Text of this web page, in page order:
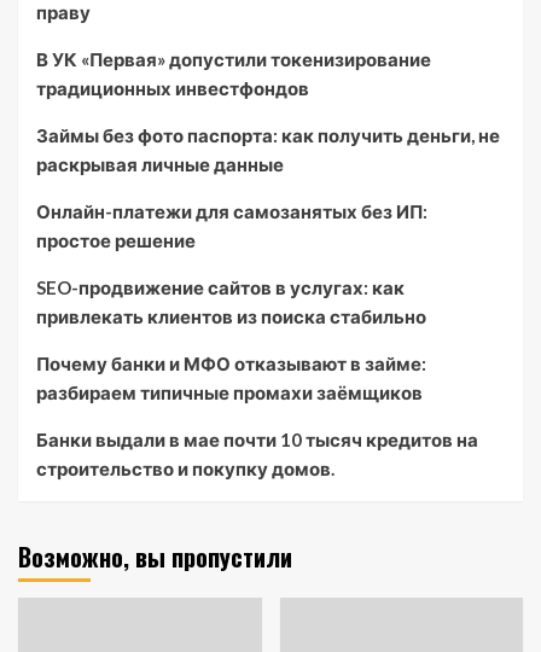
праву
В УК «Первая» допустили токенизирование
традиционных инвестфондов
Займы без фото паспорта: как получить деньги, не
раскрывая личные данные
Онлайн-платежи для самозанятых без ИП:
простое решение
SEO-продвижение сайтов в услугах: как
привлекать клиентов из поиска стабильно
Почему банки и МФО отказывают в займе:
разбираем типичные промахи заёмщиков
Банки выдали в мае почти 10 тысяч кредитов на
строительство и покупку домов.
Возможно, вы пропустили